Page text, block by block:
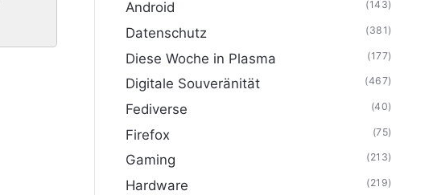
Android (143)
Datenschutz (381)
Diese Woche in Plasma (177)
Digitale Souveränität (467)
Fediverse (40)
Firefox (75)
Gaming (213)
Hardware (219)